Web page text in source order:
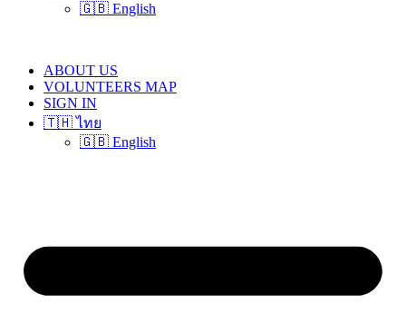
🇬🇧 English
ABOUT US
VOLUNTEERS MAP
SIGN IN
🇹🇭 ไทย
🇬🇧 English